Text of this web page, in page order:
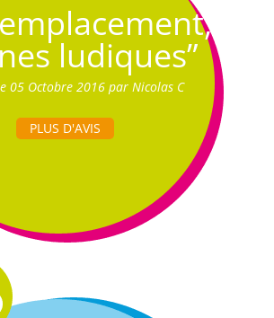
ludiques”
05 Octobre 2016 par Nicolas C
PLUS D'AVIS